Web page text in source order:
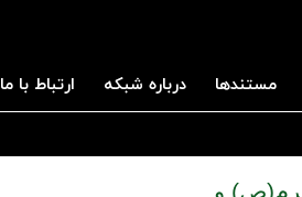
مستندها درباره شبکه ارتباط با ما
و